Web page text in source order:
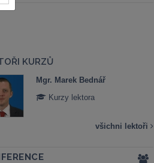
KURZŮ
Mgr. Marek Bednář
Kurzy lektora
všichni lektoři